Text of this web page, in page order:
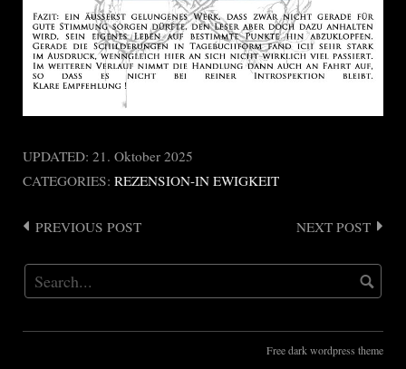
UPDATED: 21. Oktober 2025
CATEGORIES: REZENSION-IN EWIGKEIT
Post
navigation
PREVIOUS POST NEXT POST
Free dark wordpress theme